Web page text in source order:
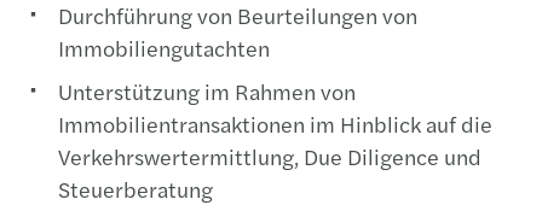
Durchführung von Beurteilungen von
Immobiliengutachten
Unterstützung im Rahmen von
Immobilientransaktionen im Hinblick auf die
Verkehrswertermittlung, Due Diligence und
Steuerberatung